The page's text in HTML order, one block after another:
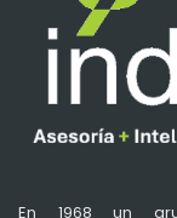
En 1968 un